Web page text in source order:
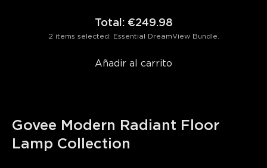
Total : €249.98
2 items selected: Essential DreamView Bundle.
Añadir al carrito
Govee Modern Radiant Floor
Lamp Collection